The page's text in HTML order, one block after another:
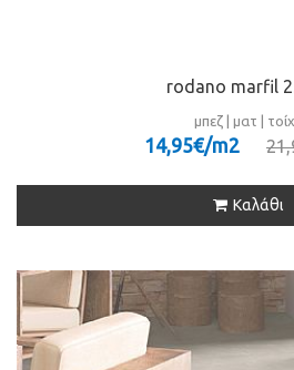
rodano marfil
μπεζ | ματ |
14,95€/m2
Καλάθι